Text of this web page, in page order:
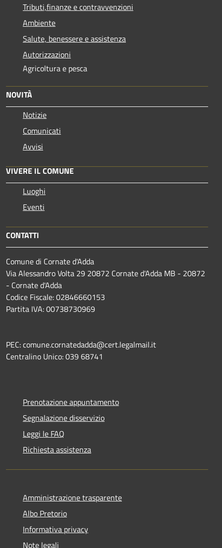
Tributi,finanze e contravvenzioni
Ambiente
Salute, benessere e assistenza
Autorizzazioni
Agricoltura e pesca
NOVITÀ
Notizie
Comunicati
Avvisi
VIVERE IL COMUNE
Luoghi
Eventi
CONTATTI
Comune di Cornate d'Adda
Via Alessandro Volta 29 20872 Cornate d'Adda MB - 20872
- Cornate d'Adda
Codice Fiscale: 02846660153
Partita IVA: 00738730969
PEC: comune.cornatedadda@cert.legalmail.it
Centralino Unico: 039 68741
Prenotazione appuntamento
Segnalazione disservizio
Leggi le FAQ
Richiesta assistenza
Amministrazione trasparente
Albo Pretorio
Informativa privacy
Note legali